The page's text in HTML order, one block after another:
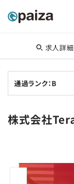
転職・キャリア
転職成功ガイド
インタビュー
新卒就活
求人検索
インターン
学習
問題集
プログラミング言語
ゲーム・マンガ
求人詳細
通過ランク：B
株式会社